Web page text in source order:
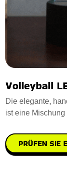
Volleyball
Die elegante,
ist eine
PRÜFEN SIE